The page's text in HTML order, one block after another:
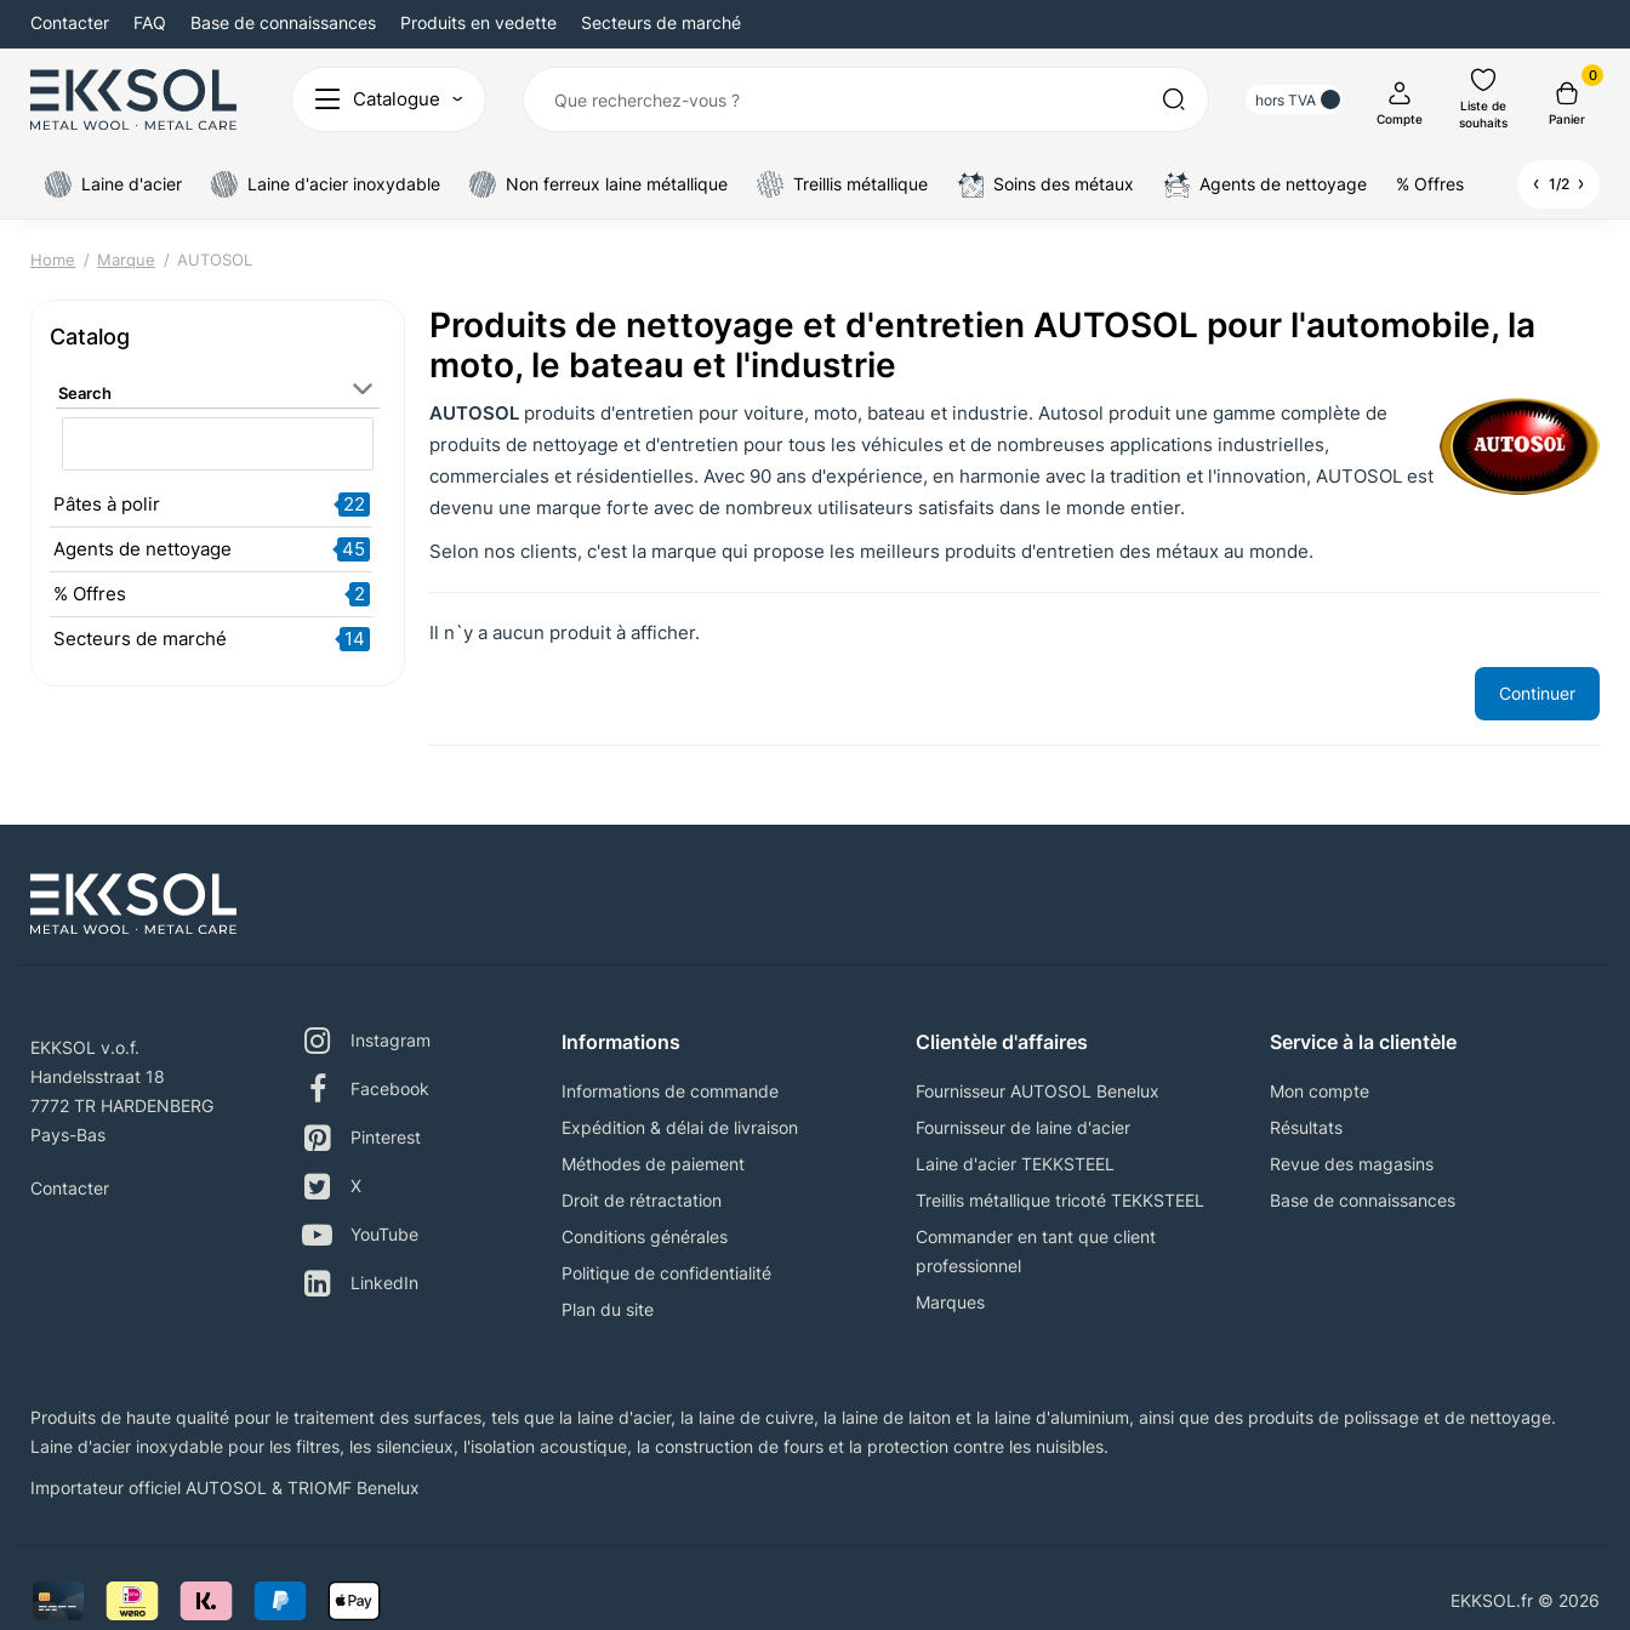
Contacter FAQ Base de connaissances Produits en vedette Secteurs de marché
Catalogue hors TVA
Compte
Liste de
souhaits
0
Panier
Laine d'acier Laine d'acier inoxydable Non ferreux laine métallique Treillis métallique Soins des métaux Agents de nettoyage % Offres 1/2
Home Marque AUTOSOL
Catalog
Search
Pâtes à polir
22
Agents de nettoyage
45
% Offres
2
Secteurs de marché
14
Produits de nettoyage et d'entretien AUTOSOL pour l'automobile, la
moto, le bateau et l'industrie
AUTOSOLproduits d'entretien pour voiture, moto, bateau et industrie. Autosol produit une gamme complète de
produits de nettoyage et d'entretien pour tous les véhicules et de nombreuses applications industrielles,
commerciales et résidentielles. Avec 90 ans d'expérience, en harmonie avec la tradition et l'innovation, AUTOSOL est
devenu une marque forte avec de nombreux utilisateurs satisfaits dans le monde entier.
Selon nos clients, c'est la marque qui propose les meilleurs produits d'entretien des métaux au monde.
Il n`y a aucun produit à afficher.
Continuer
EKKSOL v.o.f.
Handelsstraat 18
7772 TR HARDENBERG
Pays-Bas
Contacter
Instagram
Facebook
Pinterest
X
YouTube
LinkedIn
Informations
Informations de commande
Expédition & délai de livraison
Méthodes de paiement
Droit de rétractation
Conditions générales
Politique de confidentialité
Plan du site
Clientèle d'affaires
Fournisseur AUTOSOL Benelux
Fournisseur de laine d'acier
Laine d'acier TEKKSTEEL
Treillis métallique tricoté TEKKSTEEL
Commander en tant que client
professionnel
Marques
Service à la clientèle
Mon compte
Résultats
Revue des magasins
Base de connaissances
Produits de haute qualité pour le traitement des surfaces, tels que la laine d'acier, la laine de cuivre, la laine de laiton et la laine d'aluminium, ainsi que des produits de polissage et de nettoyage.
Laine d'acier inoxydable pour les filtres, les silencieux, l'isolation acoustique, la construction de fours et la protection contre les nuisibles.
Importateur officiel AUTOSOL & TRIOMF Benelux
EKKSOL.fr © 2026